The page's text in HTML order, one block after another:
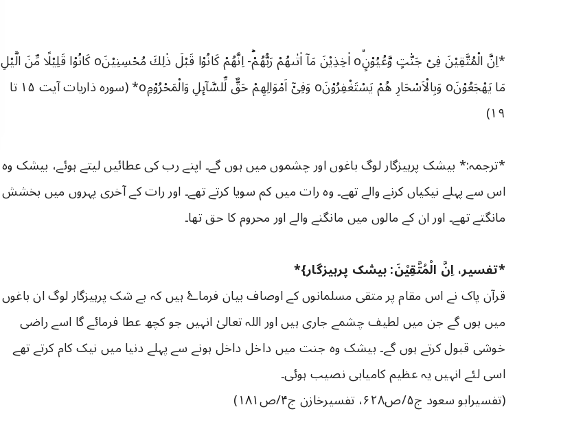
*اِنَّ الْمُتَّقِیْنَ فِیْ جَنّٰتٍ وَّعُیُوْنٍۙo اٰخِذِیْنَ مَاۤ اٰتٰىهُمْ رَبُّهُمْؕ- اِنَّهُمْ كَانُوْا قَبْلَ ذٰلِكَ مُحْسِنِیْنَo كَانُوْا قَلِیْلًا مِّنَ الَّیْلِ
مَا یَهْجَعُوْنَo وَبِالْاَسْحَارِ هُمْ یَسْتَغْفِرُوْنَo وَفِیْۤ اَمْوَالِهِمْ حَقٌّ لِّلسَّآىٕلِ وَالْمَحْرُوْمِo* (سورہ ذاریات آیت ١۵ تا
١٩)
*ترجمہ:* بیشک پرہیزگار لوگ باغوں اور چشموں میں ہوں گے۔ اپنے رب کی عطائیں لیتے ہوئے، بیشک وہ
اس سے پہلے نیکیاں کرنے والے تھے۔ وہ رات میں کم سویا کرتے تھے۔ اور رات کے آخری پہروں میں بخشش
مانگتے تھے۔ اور ان کے مالوں میں مانگنے والے اور محروم کا حق تھا۔
*تفسیر، اِنَّ الْمُتَّقِیْنَ: بیشک پرہیزگار}*
قرآن پاک نے اس مقام پر متقی مسلمانوں کے اوصاف بیان فرماۓ ہیں کہ بے شک پرہیزگار لوگ ان باغوں
میں ہوں گے جن میں لطیف چشمے جاری ہیں اور اللہ تعالیٰ انہیں جو کچھ عطا فرمائے گا اسے راضی
خوشی قبول کرتے ہوں گے۔ بیشک وہ جنت میں داخل داخل ہونے سے پہلے دنیا میں نیک کام کرتے تھے
اسی لئے انہیں یہ عظیم کامیابی نصیب ہوئی۔
(تفسیرابو سعود ج۵/ص۶۲۸، تفسیرخازن ج۴/ص۱۸۱)